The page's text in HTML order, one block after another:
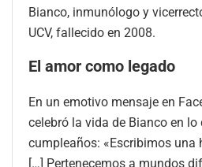
Bianco, inmunólogo y
UCV, fallecido en 2008.
El amor como legado
En un emotivo mensaje en
celebró la vida de Bianco en
cumpleaños: «Escribimos una
[…] Pertenecemos a mundos